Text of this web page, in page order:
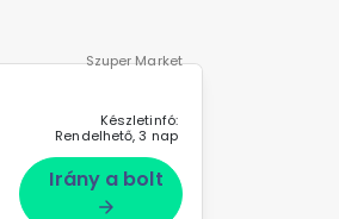
Szuper Market
Készletinfó:
Rendelhető, 3 nap
Irány a bolt
arrow_forward